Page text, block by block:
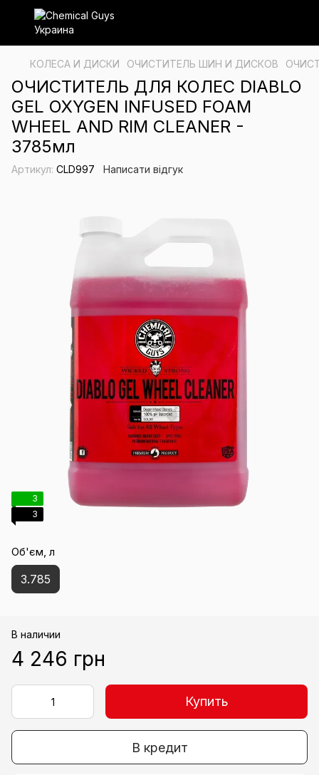
КОЛЕСА И ДИСКИ ОЧИСТИТЕЛЬ ШИН И ДИСКОВ
ОЧИСТИТЕЛЬ ДЛЯ КОЛЕС DIABLO
GEL OXYGEN INFUSED FOAM
WHEEL AND RIM CLEANER -
3785мл
Артикул: CLD997 Написати відгук
3
3
Об'єм, л
3.785
В наличии
4 246 грн
Купить
В кредит